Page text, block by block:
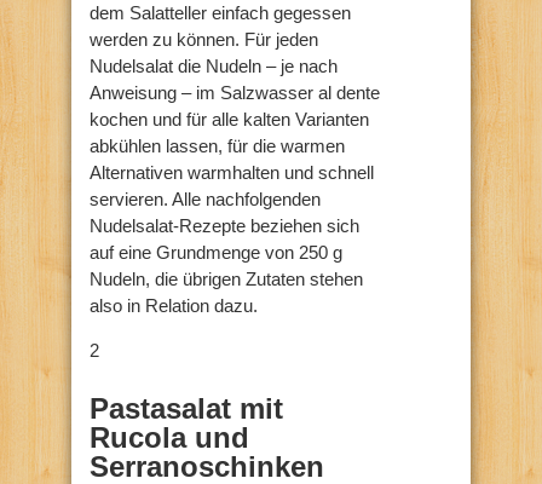
dem Salatteller einfach gegessen
werden zu können. Für jeden
Nudelsalat die Nudeln – je nach
Anweisung – im Salzwasser al dente
kochen und für alle kalten Varianten
abkühlen lassen, für die warmen
Alternativen warmhalten und schnell
servieren. Alle nachfolgenden
Nudelsalat-Rezepte beziehen sich
auf eine Grundmenge von 250 g
Nudeln, die übrigen Zutaten stehen
also in Relation dazu.
2
Pastasalat mit
Rucola und
Serranoschinken